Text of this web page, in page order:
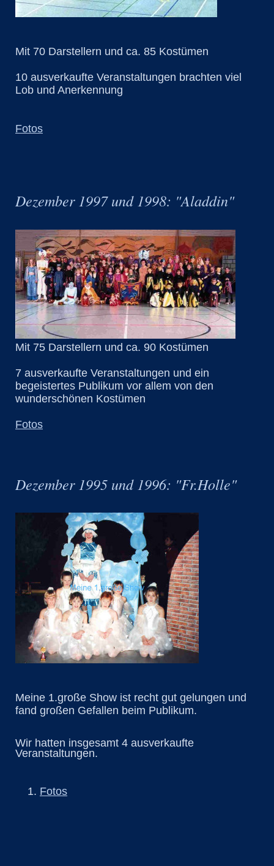
Mit 70 Darstellern und ca. 85 Kostümen
10 ausverkaufte Veranstaltungen brachten viel
Lob und Anerkennung
Fotos
Dezember 1997 und 1998: "Aladdin"
Mit 75 Darstellern und ca. 90 Kostümen
7 ausverkaufte Veranstaltungen und ein
begeistertes Publikum vor allem von den
wunderschönen Kostümen
Fotos
Dezember 1995 und 1996: "Fr.Holle"
Meine 1.große Show ist recht gut gelungen und
fand großen Gefallen beim Publikum.
Wir hatten insgesamt 4 ausverkaufte
Veranstaltungen.
Fotos